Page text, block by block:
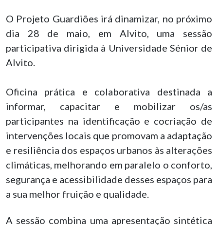
O Projeto Guardiões irá dinamizar, no próximo
dia 28 de maio, em Alvito, uma sessão
participativa dirigida à Universidade Sénior de
Alvito.
Oficina prática e colaborativa destinada a
informar, capacitar e mobilizar os/as
participantes na identificação e cocriação de
intervenções locais que promovam a adaptação
e resiliência dos espaços urbanos às alterações
climáticas, melhorando em paralelo o conforto,
segurança e acessibilidade desses espaços para
a sua melhor fruição e qualidade.
A sessão combina uma apresentação sintética